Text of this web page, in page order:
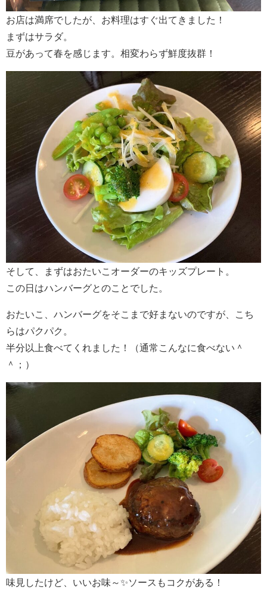
お店は満席でしたが、お料理はすぐ出てきました！
まずはサラダ。
豆があって春を感じます。相変わらず鮮度抜群！
そして、まずはおたいこオーダーのキッズプレート。
この日はハンバーグとのことでした。
おたいこ、ハンバーグをそこまで好まないのですが、こち
らはパクパク。
半分以上食べてくれました！（通常こんなに食べない＾
＾；）
味見したけど、いいお味～✨ソースもコクがある！